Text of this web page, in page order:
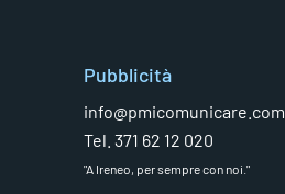
Pubblicità
info@pmicomunicare.com
Tel. 371 62 12 020
"A Ireneo, per sempre con noi."